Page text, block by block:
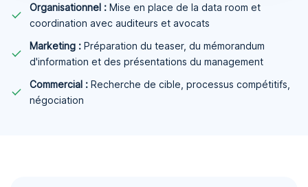
Organisationnel : Mise en place de la data room et
coordination avec auditeurs et avocats
Marketing : Préparation du teaser, du mémorandum
d'information et des présentations du management
Commercial : Recherche de cible, processus compétitifs,
négociation